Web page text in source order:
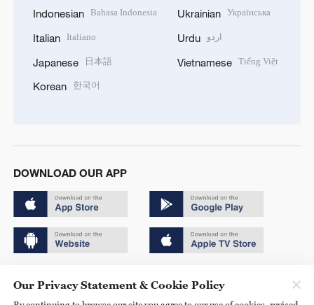
Indonesian Bahasa Indonesia
Italian Italiano
Japanese 日本語
Korean 한국어
Ukrainian Українська
Urdu اردو
Vietnamese Tiếng Việt
DOWNLOAD OUR APP
京ICP备20000184号
Our Privacy Statement & Cookie Policy